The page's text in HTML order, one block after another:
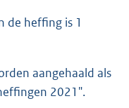
de heffing is 1
aangehaald als
2021".